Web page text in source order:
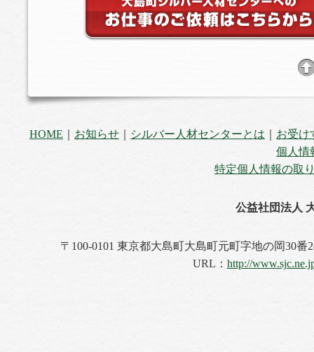
HOME お知らせ シルバー人材センターとは
お受け
個人情
特定個人情報の取
公益社団法人
〒100-0101 東京都大島町大島町元町字地の岡30
URL： http://